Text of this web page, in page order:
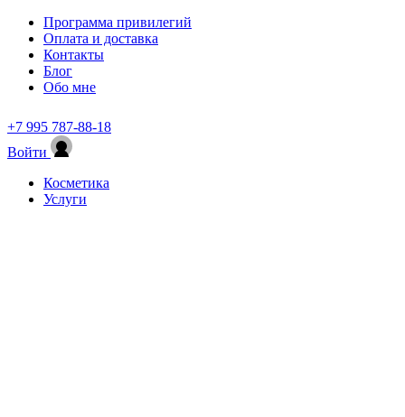
Программа привилегий
Оплата и доставка
Контакты
Блог
Обо мне
+7 995 787-88-18
Войти
Косметика
Услуги